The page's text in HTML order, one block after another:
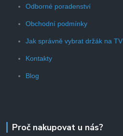
Odborné poradenství
Obchodní podmínky
Jak správně vybrat držák na TV
Kontakty
Blog
Proč nakupovat u nás?